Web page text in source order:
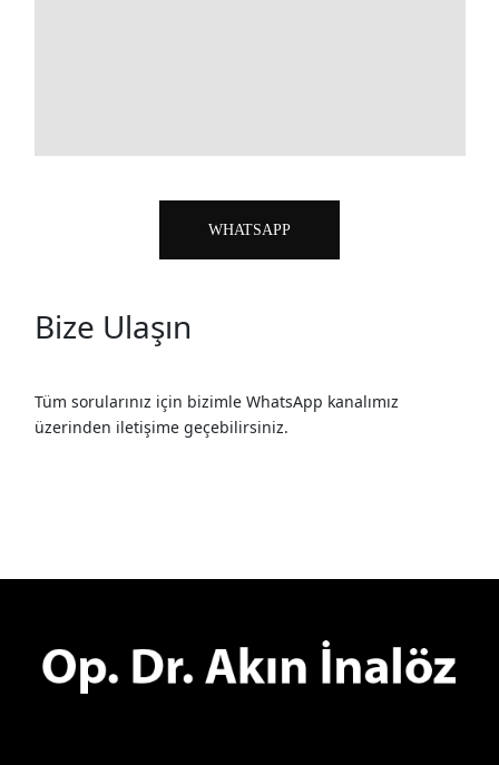
Bize Ulaşın
Tüm sorularınız için bizimle WhatsApp kanalımız
üzerinden iletişime geçebilirsiniz.
WHATSAPP